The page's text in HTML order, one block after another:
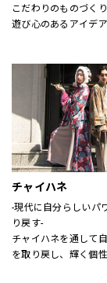
こだわりのものづくり
遊び心のあるアイデア
THE SHOP TKは、心
ザインします。
チャイハネ
-現代に自分らしいパ
り戻す-
チャイハネを通して
を取り戻し、輝く個